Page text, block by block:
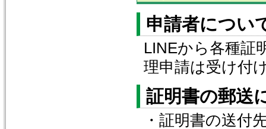
申請者につい
LINEから各種証
理申請は受け付
証明書の郵送
・証明書の送付